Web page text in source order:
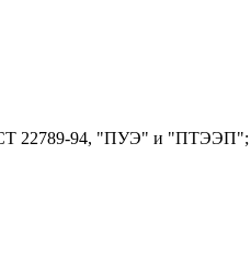
22789-94, "ПУЭ" и "ПТЭЭП";